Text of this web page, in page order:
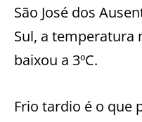
São José dos
Sul, a temperatura
baixou a 3ºC.
Frio tardio é o que